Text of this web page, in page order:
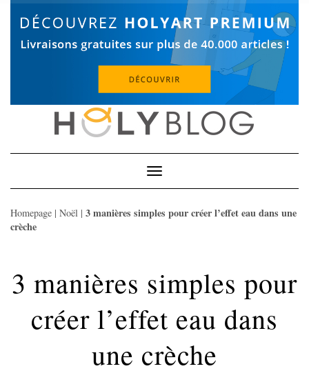
Toggle
Navigation
Homepage | Noël | 3 manières simples pour créer l’effet eau dans une
crèche
3 manières simples pour
créer l’effet eau dans
une crèche